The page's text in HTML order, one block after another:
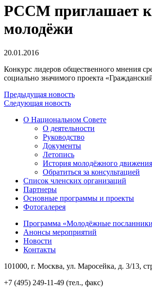
РССМ приглашает к
молодёжи
20.01.2016
Конкурс лидеров общественного мнения
социально значимого проекта
Предыдущая новость
Следующая новость
О Национальном Совете
О деятельности
Руководство
Документы
Летопись
История молодёжного
Обратиться за консультацией
Список членских организаций
Партнеры
Основные программы и проекты
Фотогалерея
Программа «Молодёжные
Анонсы мероприятий
Новости
Контакты
101000, г. Москва, ул. Маросейка, д. 3/13,
+7 (495) 249-11-49 (тел., факс)